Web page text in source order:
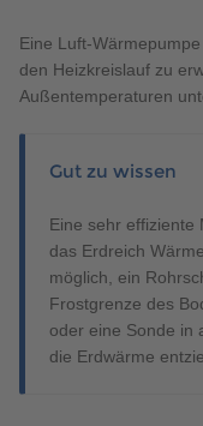
Eine Luft-
den Heizkreislauf zu
Außentemperaturen
Gut zu wissen
Eine sehr effiziente
das Erdreich
möglich, ein
Frostgrenze des
oder eine Sonde in
die Erdwärme